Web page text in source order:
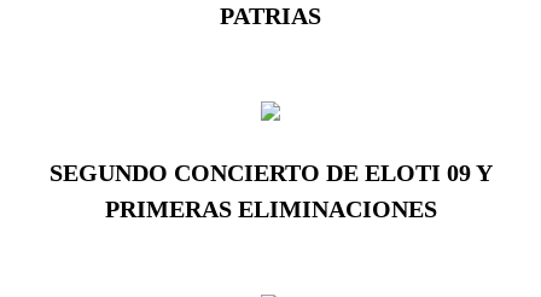
PATRIAS
SEGUNDO CONCIERTO DE ELOTI 09 Y
PRIMERAS ELIMINACIONES